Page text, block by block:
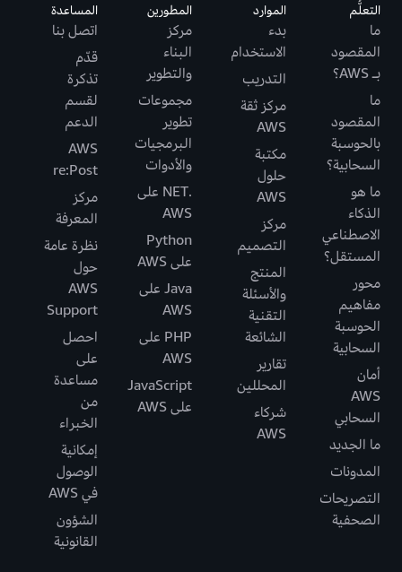
التعلُّم
ما
المقصود
بـ AWS؟
ما
المقصود
بالحوسبة
السحابية؟
ما هو
الذكاء
الاصطناعي
المستقل؟
محور
مفاهيم
الحوسبة
السحابية
أمان
AWS
السحابي
ما الجديد
المدونات
التصريحات
الصحفية
الموارد
بدء
الاستخدام
التدريب
مركز ثقة
AWS
مكتبة
حلول
AWS
مركز
التصميم
المنتج
والأسئلة
التقنية
الشائعة
تقارير
المحللين
شركاء
AWS
المطورين
مركز
البناء
والتطوير
مجموعات
تطوير
البرمجيات
والأدوات
.NET على
AWS
Python
على AWS
Java على
AWS
PHP على
AWS
JavaScript
على AWS
المساعدة
اتصل بنا
قدّم
تذكرة
لقسم
الدعم
AWS
re:Post
مركز
المعرفة
نظرة عامة
حول
AWS
Support
احصل
على
مساعدة
من
الخبراء
إمكانية
الوصول
في AWS
الشؤون
القانونية